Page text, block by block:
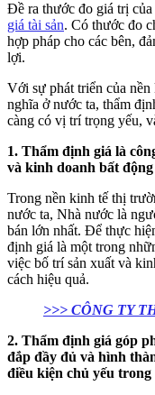
Đề ra thước đo giá trị của
giá tài sản. Có thước đo
hợp pháp cho các bên,
lợi.
Với sự phát triển của
nghĩa ở nước ta, thẩm
càng có vị trí trọng yếu,
1. Thẩm định giá là
và kinh doanh bất
Trong nền kinh tế thị
nước ta, Nhà nước là
bán lớn nhất. Để thực
định giá là một trong
việc bố trí sản xuất và
cách hiệu quả.
>>> CÔNG TY
2. Thẩm định giá góp
đắp đầy đủ và hình
điều kiện chủ yếu